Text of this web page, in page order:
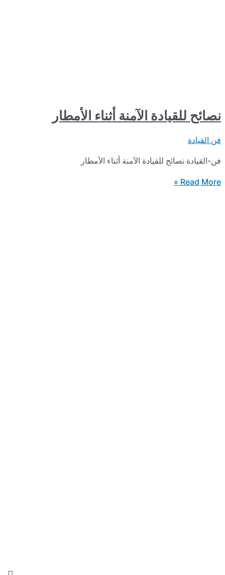
الآمنة أثناء الأمطار
للقيادة الآمنة أثناء الأمطار